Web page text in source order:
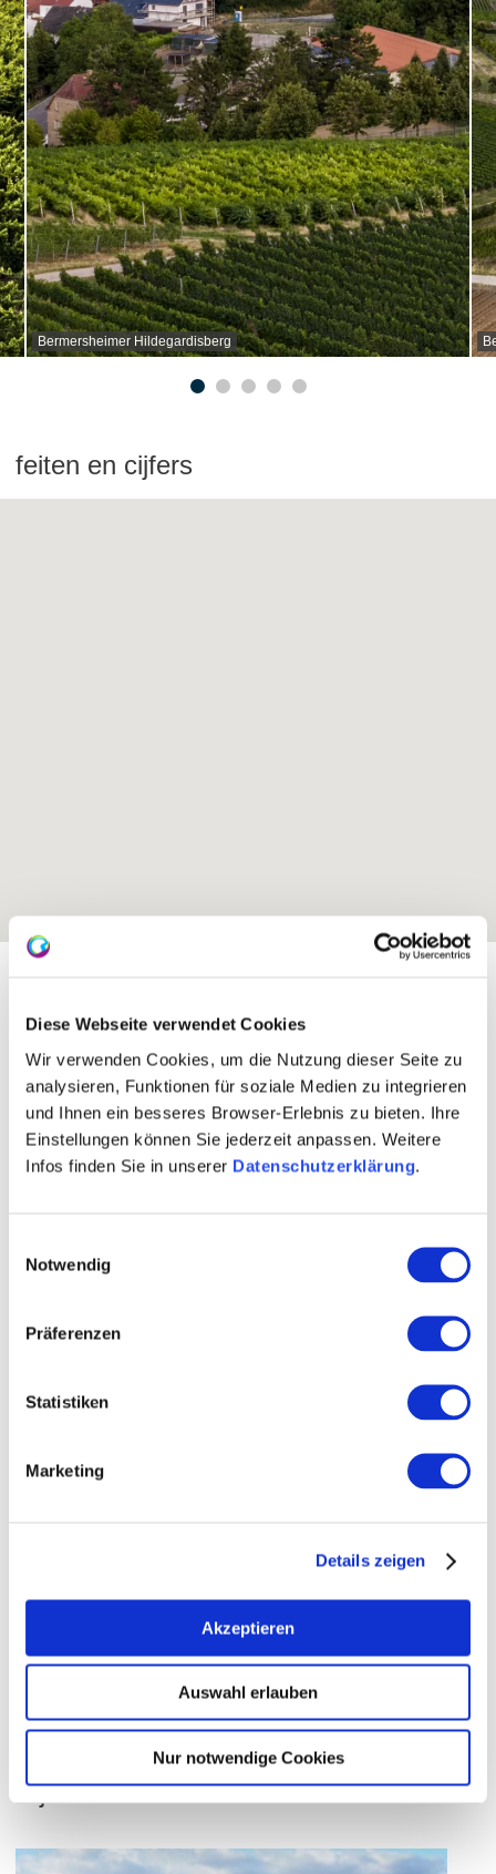
Diese Webseite verwendet Cookies
Wir verwenden Cookies, um die Nutzung dieser Seite zu
analysieren, Funktionen für soziale Medien zu integrieren
und Ihnen ein besseres Browser-Erlebnis zu bieten. Ihre
Einstellungen können Sie jederzeit anpassen. Weitere
Infos finden Sie in unserer Datenschutzerklärung.
Notwendig
Präferenzen
Statistiken
Marketing
Details zeigen
Akzeptieren
Auswahl erlauben
Nur notwendige Cookies
Bermersheimer Hildegardisberg
feiten en cijfers
Regio:
Gemeentelijke ruimte:
MERGEL / PARARENDZINA
LÖSS / PARARENDZINA
wijnhuizen